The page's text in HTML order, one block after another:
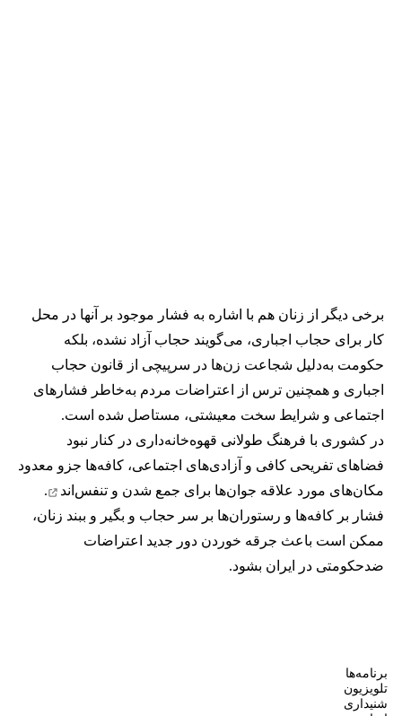
برخی دیگر از زنان هم با اشاره به فشار موجود بر آنها در محل
کار برای حجاب اجباری، می‌گویند حجاب آزاد نشده، بلکه
حکومت به‌دلیل شجاعت زن‌ها در سرپیچی از قانون حجاب
اجباری و همچنین ترس از اعتراضات مردم به‌خاطر فشارهای
اجتماعی و شرایط سخت معیشتی، مستاصل شده است.
در کشوری با فرهنگ طولانی قهوه‌‌خانه‌داری در کنار نبود
فضاهای تفریحی کافی و آزادی‌های اجتماعی، کافه‌ها جزو معدود
مکان‌های مورد علاقه جوان‌ها برای جمع شدن و تنفس‌اند
.
فشار بر کافه‌ها و رستوران‌ها بر سر حجاب و بگیر و ببند زنان،
ممکن است باعث جرقه خوردن دور جدید اعتراضات
ضدحکومتی در ایران بشود.
برنامه‌ها
تلویزیون
شنیداری